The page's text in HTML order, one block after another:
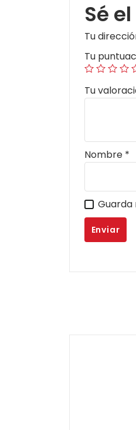
Sé
Tu
Tu
Tu
Nombre *
Guarda